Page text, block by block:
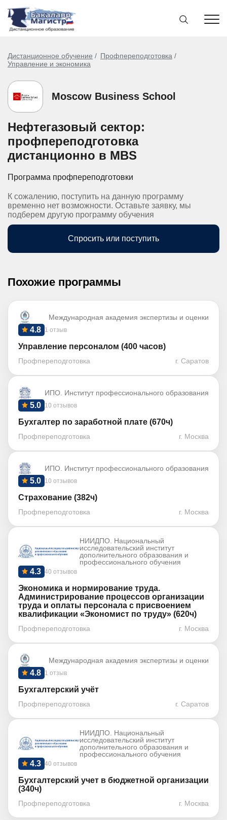
Дистанционное обучение
Профпереподготовка
Управление и экономика
Moscow Business School
Нефтегазовый сектор:
профпереподготовка
дистанционно в MBS
Программа профпереподготовки
К сожалению, поступить на данную программу
временно нет возможности. Оставьте заявку, мы
подберем другую программу обучения
Спросить или поступить
Похожие программы
Международная академия экспертизы и оценки
1 отзыв
4.8
Управление персоналом (400 часов)
Профпереподготовка г. Саратов
ИПО. Институт профессионального образования
10 отзывов
5.0
Бухгалтер по заработной плате (670ч)
Профпереподготовка г. Москва
ИПО. Институт профессионального образования
10 отзывов
5.0
Страхование (382ч)
Профпереподготовка г. Москва
НИИДПО. Национальный
исследовательский институт
дополнительного образования и
профессионального обучения
40 отзывов
4.3
Экономика и нормирование труда.
Администрирование процессов организации
труда и оплаты персонала с присвоением
квалификации «Экономист по труду» (620ч)
Профпереподготовка г. Москва
Международная академия экспертизы и оценки
1 отзыв
4.8
Бухгалтерский учёт
Профпереподготовка г. Саратов
НИИДПО. Национальный
исследовательский институт
дополнительного образования и
профессионального обучения
40 отзывов
4.3
Бухгалтерский учет в бюджетной организации
(340ч)
Профпереподготовка г. Москва